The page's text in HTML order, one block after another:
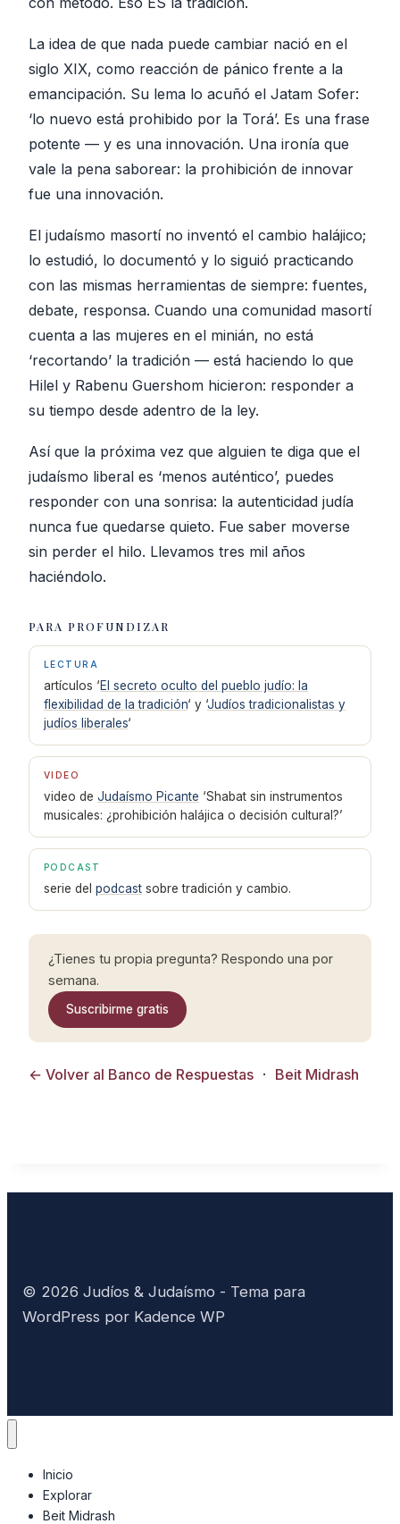
La idea de que nada puede cambiar nació en el
siglo XIX, como reacción de pánico frente a la
emancipación. Su lema lo acuñó el Jatam Sofer:
‘lo nuevo está prohibido por la Torá’. Es una frase
potente — y es una innovación. Una ironía que
vale la pena saborear: la prohibición de innovar
fue una innovación.
El judaísmo masortí no inventó el cambio halájico;
lo estudió, lo documentó y lo siguió practicando
con las mismas herramientas de siempre: fuentes,
debate, responsa. Cuando una comunidad masortí
cuenta a las mujeres en el minián, no está
‘recortando’ la tradición — está haciendo lo que
Hilel y Rabenu Guershom hicieron: responder a
su tiempo desde adentro de la ley.
Así que la próxima vez que alguien te diga que el
judaísmo liberal es ‘menos auténtico’, puedes
responder con una sonrisa: la autenticidad judía
nunca fue quedarse quieto. Fue saber moverse
sin perder el hilo. Llevamos tres mil años
haciéndolo.
PARA PROFUNDIZAR
LECTURA
artículos ‘El secreto oculto del pueblo judío: la
flexibilidad de la tradición‘ y ‘Judíos tradicionalistas y
judíos liberales‘
VIDEO
video de Judaísmo Picante ‘Shabat sin instrumentos
musicales: ¿prohibición halájica o decisión cultural?’
PODCAST
serie del podcast sobre tradición y cambio.
¿Tienes tu propia pregunta? Respondo una por
semana.
Suscribirme gratis
← Volver al Banco de Respuestas · Beit Midrash
© 2026 Judíos & Judaísmo - Tema para
WordPress por Kadence WP
Inicio
Explorar
Beit Midrash